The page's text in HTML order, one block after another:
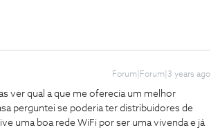
Forum|Forum|3 years ago
ver qual a que me oferecia um melhor
perguntei se poderia ter distribuidores de
uma boa rede WiFi por ser uma vivenda e já